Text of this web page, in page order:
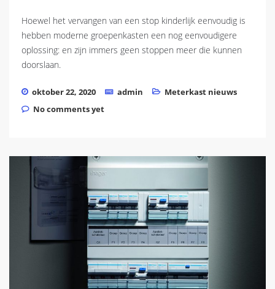
Hoewel het vervangen van een stop kinderlijk eenvoudig is
hebben moderne groepenkasten een nog eenvoudigere
oplossing: en zijn immers geen stoppen meer die kunnen
doorslaan.
oktober 22, 2020 admin
Meterkast nieuws
No comments yet